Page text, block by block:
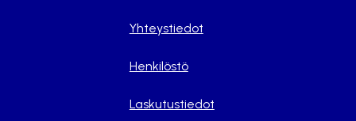
Yhteystiedot
Henkilöstö
Laskutustiedot